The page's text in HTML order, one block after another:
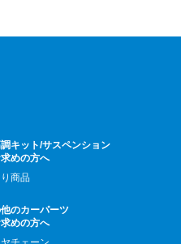
キット/サスペンション
めの方へ
商品
のカーパーツ
めの方へ